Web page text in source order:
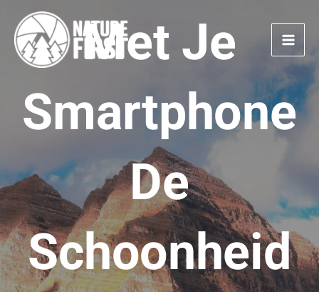
Doorgaan
naar
artikel
Met Je
Smartphone
De
Schoonheid